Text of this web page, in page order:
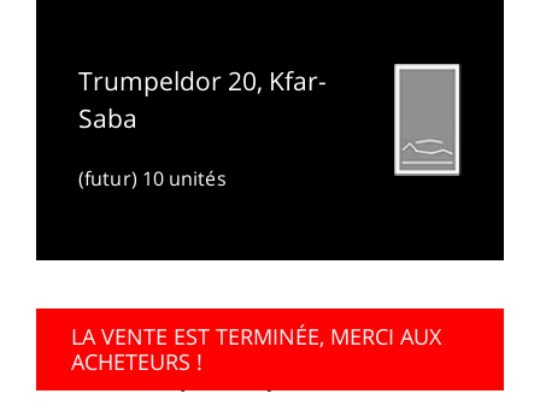
Trumpeldor 20, Kfar-
Saba
(futur) 10 unités
LA VENTE EST TERMINÉE, MERCI AUX
ACHETEURS !